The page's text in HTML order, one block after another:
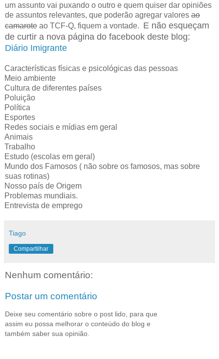
um assunto vai puxando o outro e quem quiser dar opiniões
de assuntos relevantes, que poderão agregar valores ao
camarote ao TCF-Q, fiquem a vontade. E não esqueçam
de curtir a nova página do facebook deste blog:
Diário Imigrante
Características físicas e psicológicas das pessoas
Meio ambiente
Cultura de diferentes países
Poluição
Política
Esportes
Redes sociais e mídias em geral
Animais
Trabalho
Estudo (escolas em geral)
Mundo dos Famosos ( não sobre os famosos, mas sobre
suas rotinas)
Nosso país de Origem
Problemas mundiais.
Entrevista de emprego
Tiago
Compartilhar
Nenhum comentário:
Postar um comentário
Deixe seu comentário sobre o post lido, para que
assim eu possa melhorar o conteúdo do blog e
também saber sua opinião.